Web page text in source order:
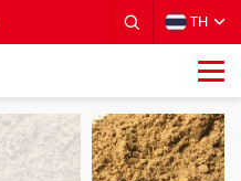
TH